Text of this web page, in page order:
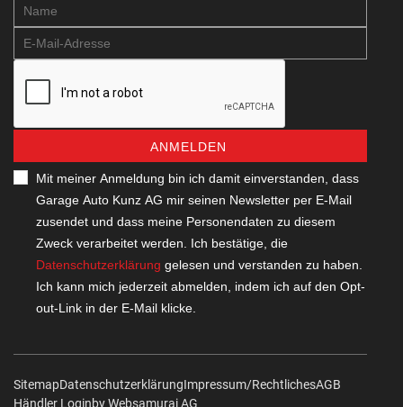
ANMELDEN
Mit meiner Anmeldung bin ich damit einverstanden, dass
Garage Auto Kunz AG mir seinen Newsletter per E-Mail
zusendet und dass meine Personendaten zu diesem
Zweck verarbeitet werden. Ich bestätige, die
Datenschutzerklärung gelesen und verstanden zu haben.
Ich kann mich jederzeit abmelden, indem ich auf den Opt-
out-Link in der E-Mail klicke.
SitemapDatenschutzerklärungImpressum/RechtlichesAGB
Händler Loginby Web­sa­mu­rai AG